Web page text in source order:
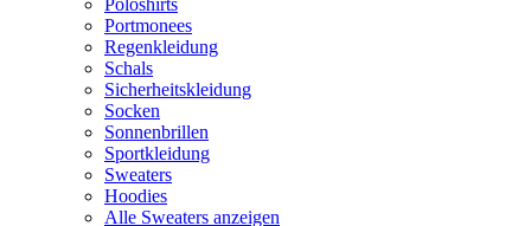
Poloshirts
Portmonees
Regenkleidung
Schals
Sicherheitskleidung
Socken
Sonnenbrillen
Sportkleidung
Sweaters
Hoodies
Alle Sweaters anzeigen